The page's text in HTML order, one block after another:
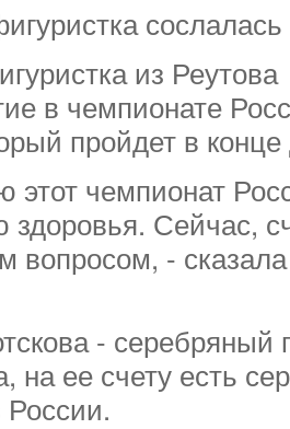
из
в чемпионате
пройдет в
этот чемпионат
здоровья. Сейчас,
вопросом, -
-
на ее счету есть